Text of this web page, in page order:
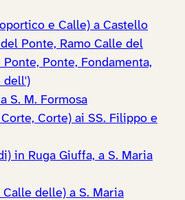
e Calle) a Castello
Ponte, Ramo Calle del
Ponte, Fondamenta,
dell')
S. M. Formosa
Corte, Corte) ai SS. Filippo e
in Ruga Giuffa, a S. Maria
Calle delle) a S. Maria